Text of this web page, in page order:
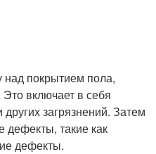
над покрытием пола,
Это включает в себя
загрязнений. Затем
дефекты, такие как
дефекты.